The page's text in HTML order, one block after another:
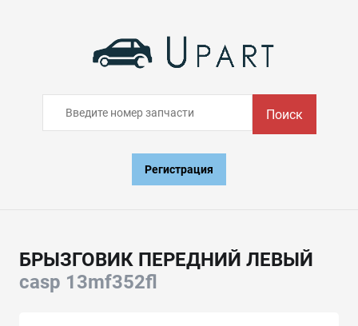
Поиск
Регистрация
БРЫЗГОВИК ПЕРЕДНИЙ ЛЕВЫЙ
casp 13mf352fl